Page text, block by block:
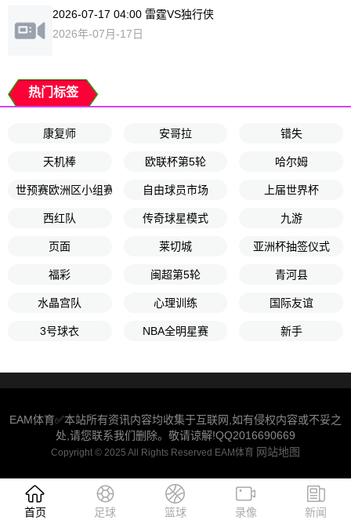
2026-07-17 04:00 雷霆VS独行侠
2026年-07月-17日
热门标签
康复师 安哥拉 错失
天机棒 欧联杯第5轮 哈尔姆
世预赛欧洲区小组赛A组第5轮自由球员市场 上届世界杯
西红队 传奇球星模式 九游
页面 莱切城 亚洲杯抽签仪式
福彩 闽超第5轮 青河县
水晶宫队 心理训练 国际友谊
3号球衣 NBA全明星赛 新手
EAM体育✅本站所有资讯内容均收集于互联网,如有侵权内容或不妥之
处,请您联系我们删除。敬请谅解!QQ2016690669
Copyright © 2025 All Rights Reserved EAM体育 网站地图
首页 足球 篮球 录像 新闻